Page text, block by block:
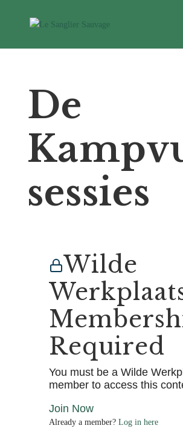
De
sessies
Wilde
Required
You must be a Wilde
member to access this
Join Now
Already a member? Log in here